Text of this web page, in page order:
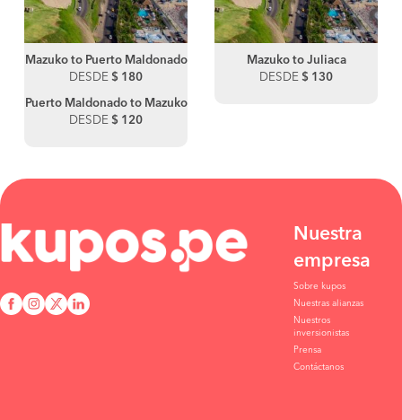
Mazuko to Puerto Maldonado
DESDE $ 180
Puerto Maldonado to Mazuko
DESDE $ 120
Mazuko to Juliaca
DESDE $ 130
Nuestra
empresa
Sobre kupos
Nuestras alianzas
Nuestros
inversionistas
Prensa
Contáctanos